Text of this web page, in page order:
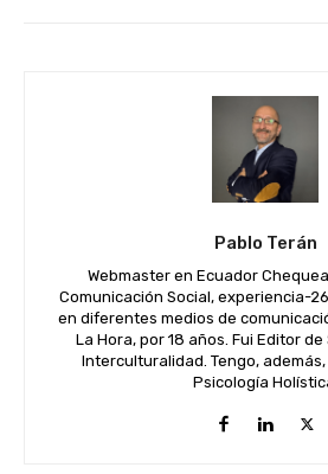
Pablo Terán
Webmaster en Ecuador
Comunicación Social, experiencia-
en diferentes medios de
La Hora, por 18 años. Fui Editor
Interculturalidad. Tengo,
Psicología